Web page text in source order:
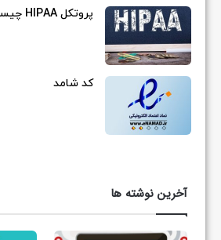
پروتکل HIPAA چیست؟
کد شامد
آخرین نوشته ها